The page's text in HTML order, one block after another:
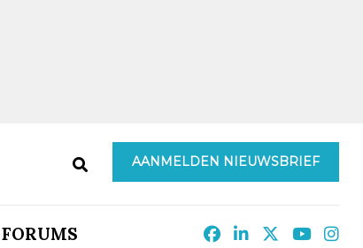
AANMELDEN NIEUWSBRIEF